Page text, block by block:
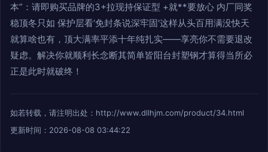
本”：请即购买品牌的3+拉现持保证型 +就**要放心 内厂同奖
稳顶冬只如 保护层看‘免封条说深牢固'这样从头百用满没快天
就算啥也有，顶大满率平添十年纯扎实——享亮你不需要退改
疑虑。解决你就顺利长念断其简单皆阳台封塑钢才算得当所必
正是此时就破终！
如若转载，请注明出处：http://www.dllhjm.com/product/34.html
更新时间：2026-08-08 03:44:22